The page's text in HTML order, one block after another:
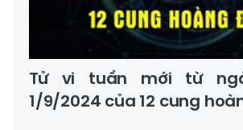
Tử vi tuần mới từ
1/9/2024 của 12 cung